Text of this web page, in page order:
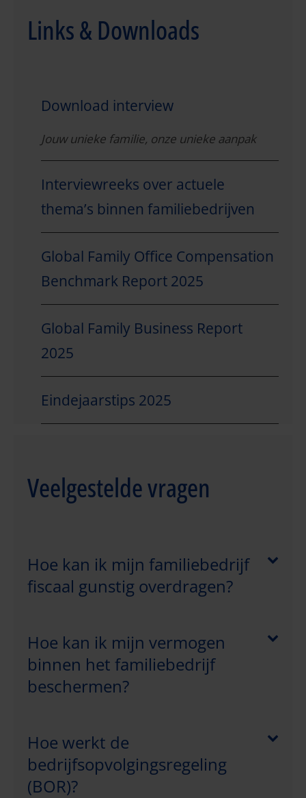
Links & Downloads
Download interview
Jouw unieke familie, onze unieke aanpak
Interviewreeks over actuele
thema’s binnen familiebedrijven
Global Family Office Compensation
Benchmark Report 2025
Global Family Business Report
2025
Eindejaarstips 2025
Veelgestelde vragen
Hoe kan ik mijn familiebedrijf
fiscaal gunstig overdragen?
Hoe kan ik mijn vermogen
binnen het familiebedrijf
beschermen?
Hoe werkt de
bedrijfsopvolgingsregeling
(BOR)?